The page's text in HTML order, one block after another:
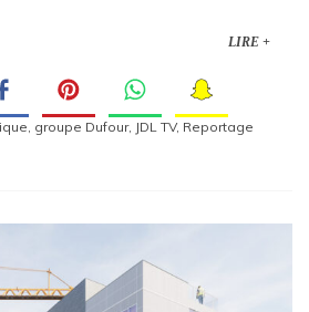
LIRE +
, groupe Dufour, JDL TV, Reportage